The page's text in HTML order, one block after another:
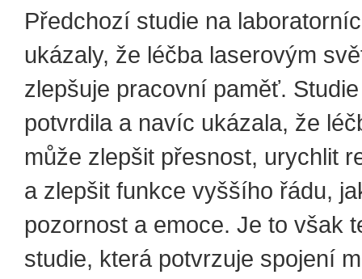
Předchozí studie na
ukázaly, že léčba laserovým
zlepšuje pracovní paměť.
potvrdila a navíc ukázala, že
může zlepšit přesnost, urychlit
a zlepšit funkce vyššího řádu,
pozornost a emoce. Je to však
studie, která potvrzuje spojení